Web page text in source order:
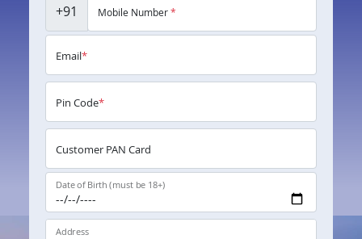
+91 Mobile Number*
Email*
Pin Code*
Customer PAN Card
Date of Birth (must be 18+)
Address